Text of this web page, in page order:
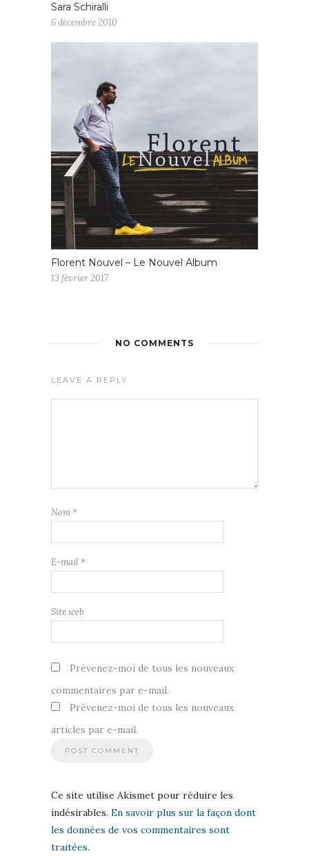
Sara Schiralli
6 décembre 2010
Florent Nouvel – Le Nouvel Album
13 février 2017
NO COMMENTS
LEAVE A REPLY
Nom *
E-mail *
Site web
Prévenez-moi de tous les nouveaux
commentaires par e-mail.
Prévenez-moi de tous les nouveaux
articles par e-mail.
Ce site utilise Akismet pour réduire les
indésirables. En savoir plus sur la façon dont
les données de vos commentaires sont
traitées.